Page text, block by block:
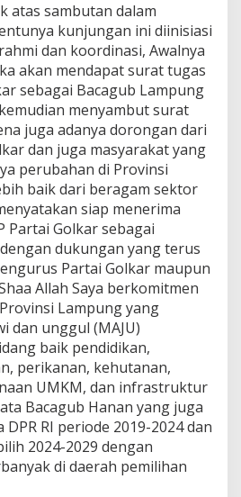
atas sambutan dalam
kunjungan ini diinisiasi
dan koordinasi, Awalnya
akan mendapat surat tugas
sebagai Bacagub Lampung
menyambut surat
juga adanya dorongan dari
dan juga masyarakat yang
perubahan di Provinsi
baik dari beragam sektor
siap menerima
Partai Golkar sebagai
dukungan yang terus
Partai Golkar maupun
Allah Saya berkomitmen
Lampung yang
dan unggul (MAJU)
baik pendidikan,
perikanan, kehutanan,
UMKM, dan infrastruktur
Bacagub Hanan yang juga
RI periode 2019-2024 dan
2024-2029 dengan
di daerah pemilihan